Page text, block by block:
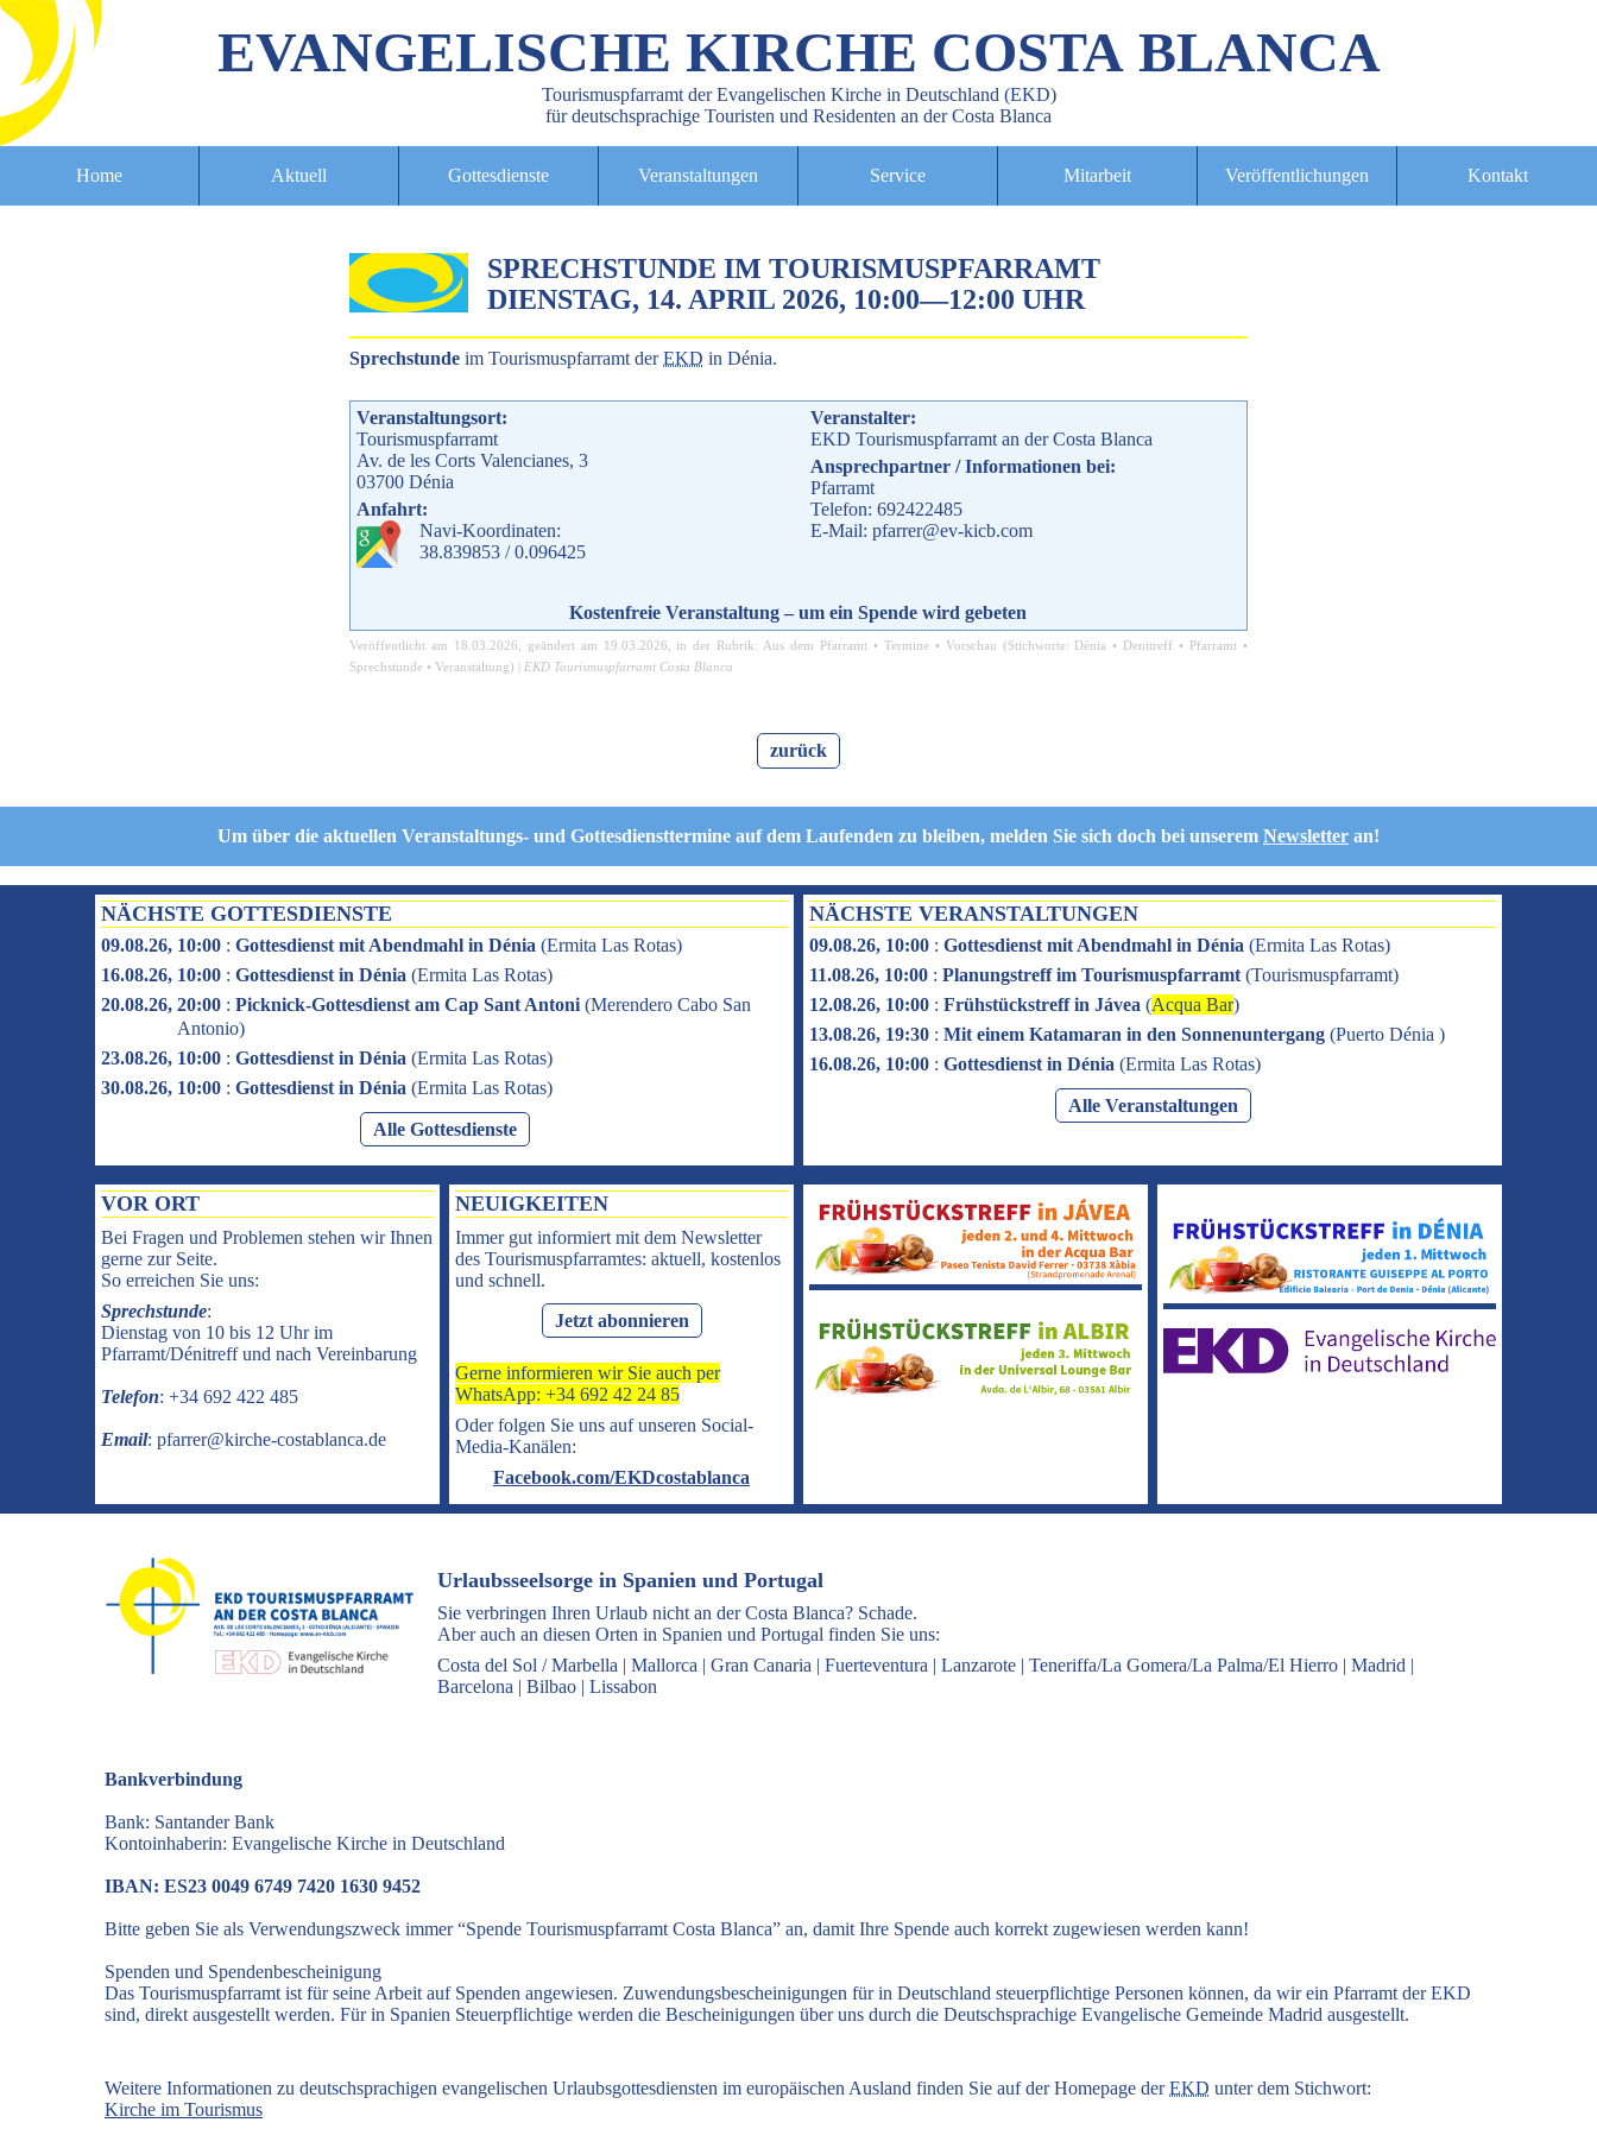
EVANGELISCHE KIRCHE COSTA BLANCA
Tourismuspfarramt der Evangelischen Kirche in Deutschland (EKD)
für deutschsprachige Touristen und Residenten an der Costa Blanca
Home Aktuell Gottesdienste Veranstaltungen Service Mitarbeit Veröffentlichungen Kontakt
SPRECHSTUNDE IM TOURISMUSPFARRAMT
DIENSTAG, 14. APRIL 2026, 10:00—12:00 UHR
Sprechstunde im Tourismuspfarramt derEKD in Dénia.
Veranstaltungsort:
Tourismuspfarramt
Av. de les Corts Valencianes, 3
03700 Dénia
Anfahrt:
Navi-Koordinaten:
38.839853 / 0.096425
Veranstalter:
EKD Tourismuspfarramt an der Costa Blanca
Ansprechpartner / Informationen bei:
Pfarramt
Telefon: 692422485
E-Mail: pfarrer@ev-kicb.com
Kostenfreie Veranstaltung – um ein Spende wird gebeten
Veröffentlicht am 18.03.2026 , geändert am 19.03.2026 , in der Rubrik: Aus dem Pfarramt • Termine• Vorschau (Stichworte: Dénia • Denitreff • Pfarramt •
Sprechstunde • Veranstaltung) | EKD Tourismuspfarramt Costa Blanca
zurück
Um über die aktuellen Veranstaltungs- und Gottesdiensttermine auf dem Laufenden zu bleiben, melden Sie sich doch bei unserem Newsletter an!
NÄCHSTE GOTTESDIENSTE
09.08.26, 10:00 : Gottesdienst mit Abendmahl in Dénia (Ermita Las Rotas)
16.08.26, 10:00 : Gottesdienst in Dénia (Ermita Las Rotas)
20.08.26, 20:00 : Picknick-Gottesdienst am Cap Sant Antoni (Merendero Cabo San
Antonio)
23.08.26, 10:00 : Gottesdienst in Dénia (Ermita Las Rotas)
30.08.26, 10:00 : Gottesdienst in Dénia (Ermita Las Rotas)
Alle Gottesdienste
NÄCHSTE VERANSTALTUNGEN
09.08.26, 10:00 : Gottesdienst mit Abendmahl in Dénia (Ermita Las Rotas)
11.08.26, 10:00 : Planungstreff im Tourismuspfarramt (Tourismuspfarramt)
12.08.26, 10:00 : Frühstückstreff in Jávea (Acqua Bar)
13.08.26, 19:30 : Mit einem Katamaran in den Sonnenuntergang (Puerto Dénia )
16.08.26, 10:00 : Gottesdienst in Dénia (Ermita Las Rotas)
Alle Veranstaltungen
VOR ORT
Bei Fragen und Problemen stehen wir Ihnen
gerne zur Seite.
So erreichen Sie uns:
Sprechstunde:
Dienstag von 10 bis 12 Uhr im
Pfarramt/Dénitreff und nach Vereinbarung
Telefon: +34 692 422 485
Email: pfarrer@kirche-costablanca.de
NEUIGKEITEN
Immer gut informiert mit dem Newsletter
des Tourismuspfarramtes: aktuell, kostenlos
und schnell.
Jetzt abonnieren
Gerne informieren wir Sie auch per
WhatsApp: +34 692 42 24 85
Oder folgen Sie uns auf unseren Social-
Media-Kanälen:
Facebook.com/EKDcostablanca
Urlaubsseelsorge in Spanien und Portugal
Sie verbringen Ihren Urlaub nicht an der Costa Blanca? Schade.
Aber auch an diesen Orten in Spanien und Portugal finden Sie uns:
Costa del Sol / Marbella | Mallorca | Gran Canaria | Fuerteventura | Lanzarote | Teneriffa/La Gomera/La Palma/El Hierro | Madrid |
Barcelona | Bilbao | Lissabon
Bankverbindung
Bank: Santander Bank
Kontoinhaberin: Evangelische Kirche in Deutschland
IBAN: ES23 0049 6749 7420 1630 9452
Bitte geben Sie als Verwendungszweck immer “Spende Tourismuspfarramt Costa Blanca” an, damit Ihre Spende auch korrekt zugewiesen werden kann!
Spenden und Spendenbescheinigung
Das Tourismuspfarramt ist für seine Arbeit auf Spenden angewiesen. Zuwendungsbescheinigungen für in Deutschland steuerpflichtige Personen können, da wir ein Pfarramt der EKD
sind, direkt ausgestellt werden. Für in Spanien Steuerpflichtige werden die Bescheinigungen über uns durch die Deutschsprachige Evangelische Gemeinde Madrid ausgestellt.
Weitere Informationen zu deutschsprachigen evangelischen Urlaubsgottesdiensten im europäischen Ausland finden Sie auf der Homepage derEKD unter dem Stichwort:
Kirche im Tourismus